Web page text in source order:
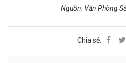
Nguồn: Văn Phòng
Chia sẻ: